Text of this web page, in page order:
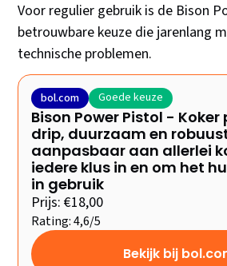
Voor regulier gebruik is de Bison
betrouwbare keuze die jarenlang
technische problemen.
bol.com Goede keuze
Bison Power Pistol -
drip, duurzaam en
aanpasbaar aan allerlei
iedere klus in en om het
in gebruik
Prijs: €18,00
Rating: 4,6/5
Bekijk bij